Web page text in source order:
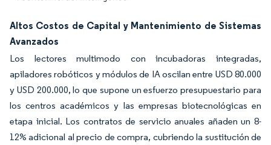
Altos Costos de Capital y Mantenimiento de Sistemas
Avanzados
Los lectores multimodo con incubadoras integradas,
apiladores robóticos y módulos de IA oscilan entre USD 80.000
y USD 200.000, lo que supone un esfuerzo presupuestario para
los centros académicos y las empresas biotecnológicas en
etapa inicial. Los contratos de servicio anuales añaden un 8-
12% adicional al precio de compra, cubriendo la sustitución de